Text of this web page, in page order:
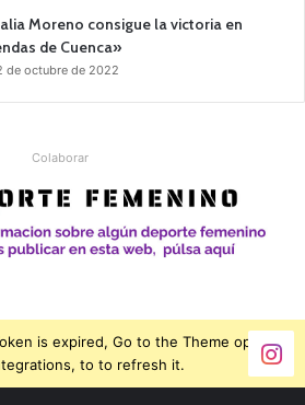
Moreno consigue la victoria en
de Cuenca»
de octubre de 2022
Colaborar
is expired, Go to the Theme options
to to refresh it.